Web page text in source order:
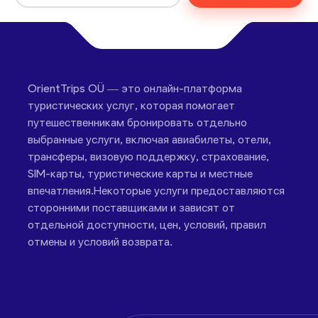
есть и менее известные жемчужины. Столица,
Ташкент
, представляет собой динамичное
сочетание советского величия, современной
Ферганской долине, известной своими
ремеслами и производством шелка, гости
знакомятся с сельской узбекской жизнью и
древними традициями. Любители природы могут
исследоватьгоры Нуратау,озеро
Айдаркульи отдаленные юртовые лагеря в
пустыне, где звезды озаряют ночное небо.
Культура Узбекистана ’глубоко укоренилась в
гостеприимстве и традициях. Местные жители
OrientTrips OÜ — это онлайн-платформа
туристических услуг, которая помогает
путешественникам бронировать отдельно
выбранные услуги, включая авиабилеты, отели,
трансферы, визовую поддержку, страхование,
SIM-карты, туристические карты и местные
впечатления.Некоторые услуги предоставляются
сторонними поставщиками и зависят от
отдельной доступности, цен, условий, правил
отмены и условий возврата.